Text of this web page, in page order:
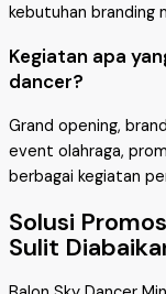
kebutuhan branding
Kegiatan apa
dancer?
Grand opening,
event olahraga,
berbagai kegiatan
Solusi
Sulit